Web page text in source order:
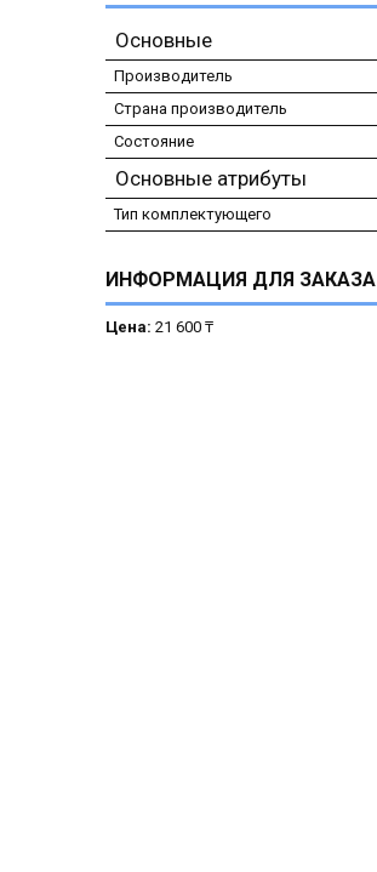
Основные
Производитель
Страна производитель
Состояние
Основные атрибуты
Тип комплектующего
ИНФОРМАЦИЯ ДЛЯ ЗАКАЗА
Цена: 21 600 ₸